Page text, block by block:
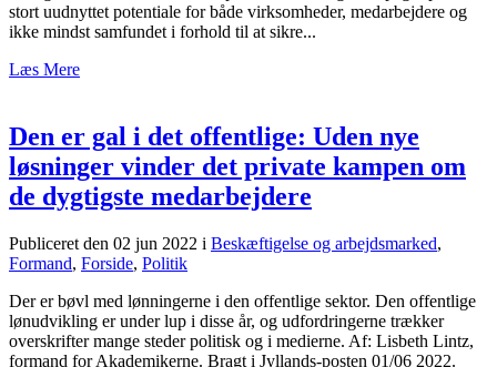
stort uudnyttet potentiale for både virksomheder, medarbejdere og
ikke mindst samfundet i forhold til at sikre...
Læs Mere
Den er gal i det offentlige: Uden nye
løsninger vinder det private kampen om
de dygtigste medarbejdere
Publiceret den 02 jun 2022 i Beskæftigelse og arbejdsmarked,
Formand, Forside, Politik
Der er bøvl med lønningerne i den offentlige sektor. Den offentlige
lønudvikling er under lup i disse år, og udfordringerne trækker
overskrifter mange steder politisk og i medierne. Af: Lisbeth Lintz,
formand for Akademikerne. Bragt i Jyllands-posten 01/06 2022.